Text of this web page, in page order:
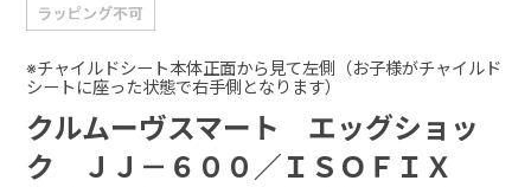
クルムーヴスマート エッグショッ
ク ＪＪ－６００／ＩＳＯＦＩＸ
※チャイルドシート本体正面から見て左側（お子様がチャイルド
シートに座った状態で右手側となります）